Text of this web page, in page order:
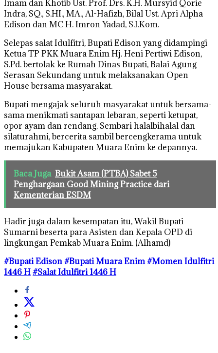
Imam dan Khotib Ust. Prof. Drs. K.H. Mursyid Qorie
Indra, SQ., S.HI., MA., Al-Hafizh, Bilal Ust. Apri Alpha
Edison dan MC H. Imron Yadad, S.I.Kom.
Selepas salat Idulfitri, Bupati Edison yang didampingi
Ketua TP PKK Muara Enim Hj. Heni Pertiwi Edison,
S.Pd. bertolak ke Rumah Dinas Bupati, Balai Agung
Serasan Sekundang untuk melaksanakan Open
House bersama masyarakat.
Bupati mengajak seluruh masyarakat untuk bersama-
sama menikmati santapan lebaran, seperti ketupat,
opor ayam dan rendang. Sembari halalbihalal dan
silaturahmi, bercerita sambil bercengkerama untuk
memajukan Kabupaten Muara Enim ke depannya.
Baca Juga Bukit Asam (PTBA) Sabet 5
Penghargaan Good Mining Practice dari
Kementerian ESDM
Hadir juga dalam kesempatan itu, Wakil Bupati
Sumarni beserta para Asisten dan Kepala OPD di
lingkungan Pemkab Muara Enim. (Alhamd)
#Bupati Edison#Bupati Muara Enim#Momen Idulfitri
1446 H#Salat Idulfitri 1446 H